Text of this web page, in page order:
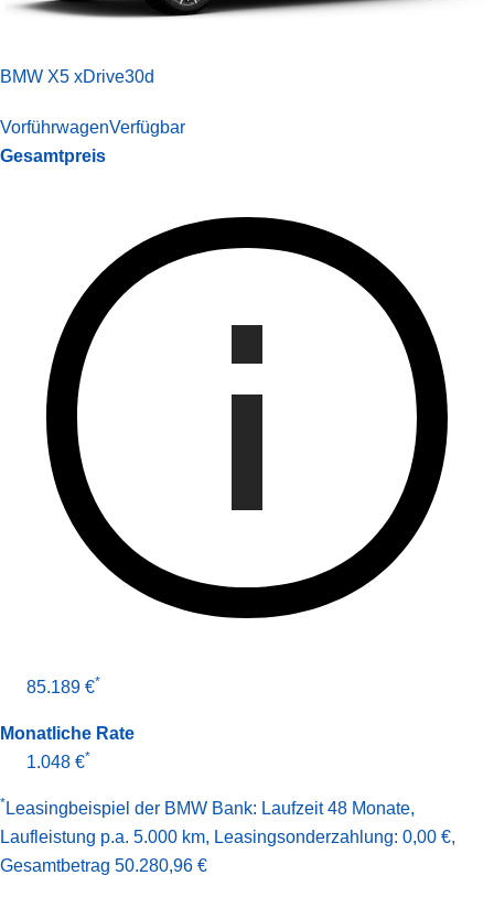
BMW X5 xDrive30d
VorführwagenVerfügbar
Gesamtpreis
85.189 €*
Monatliche Rate
1.048 €*
* Leasingbeispiel der BMW Bank: Laufzeit 48 Monate,
Laufleistung p.a. 5.000 km, Leasingsonderzahlung: 0,00 €,
Gesamt­betrag 50.280,96 €